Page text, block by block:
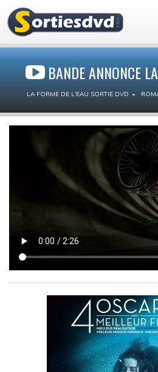
BANDE ANNONCE
LA FORME DE L'EAU SORTIE DVD